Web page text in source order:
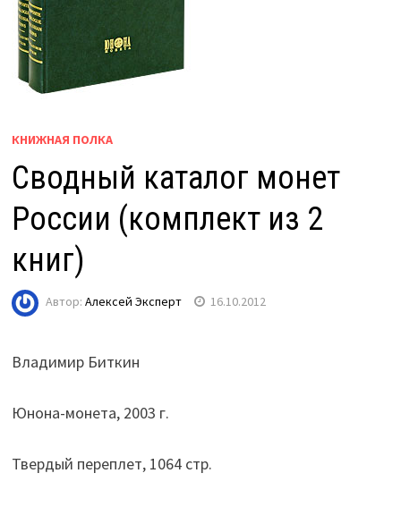
КНИЖНАЯ ПОЛКА
Сводный каталог монет
России (комплект из 2
книг)
Автор: Алексей Эксперт 16.10.2012
Владимир Биткин
Юнона-монета, 2003 г.
Твердый переплет, 1064 стр.